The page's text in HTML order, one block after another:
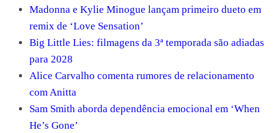
Madonna e Kylie Minogue lançam primeiro dueto em
remix de ‘Love Sensation’
Big Little Lies: filmagens da 3ª temporada são adiadas
para 2028
Alice Carvalho comenta rumores de relacionamento
com Anitta
Sam Smith aborda dependência emocional em ‘When
He’s Gone’